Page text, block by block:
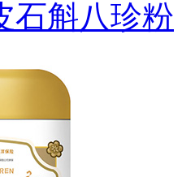
石斛八珍粉